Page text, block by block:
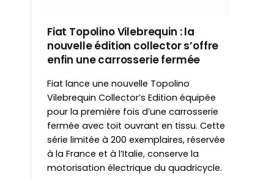
Fiat Topolino Vilebrequin : la
nouvelle édition collector s’offre
enfin une carrosserie fermée
Fiat lance une nouvelle Topolino
Vilebrequin Collector’s Edition équipée
pour la première fois d’une carrosserie
fermée avec toit ouvrant en tissu. Cette
série limitée à 200 exemplaires, réservée
à la France et à l’Italie, conserve la
motorisation électrique du quadricycle.